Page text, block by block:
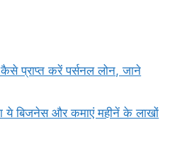
प्राप्त करें पर्सनल लोन, जाने
बिजनेस और कमाएं महीनें के लाखों